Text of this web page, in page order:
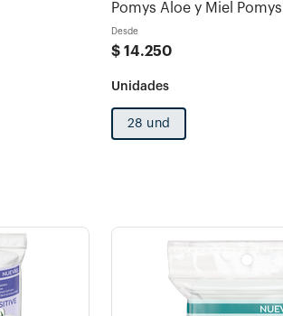
Pomys Aloe y Miel Pomys
Desde
$ 14.250
28 und